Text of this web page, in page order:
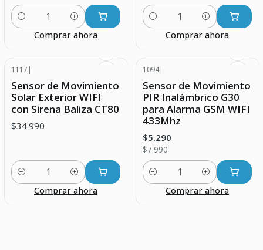
Cantidad
Comprar ahora
Cantidad
Comprar ahora
1117 |
Sensor de Movimiento
Solar Exterior WIFI
con Sirena Baliza CT80
$34.990
Cantidad
Comprar ahora
1094|
Sensor de Movimiento
PIR Inalámbrico G30
para Alarma GSM WIFI
433Mhz
$5.290
$7.990
Cantidad
Comprar ahora